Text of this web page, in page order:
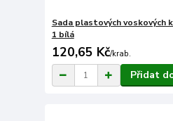
Sada plastových voskových
1 bílá
120,65 Kč/krab.
Přidat